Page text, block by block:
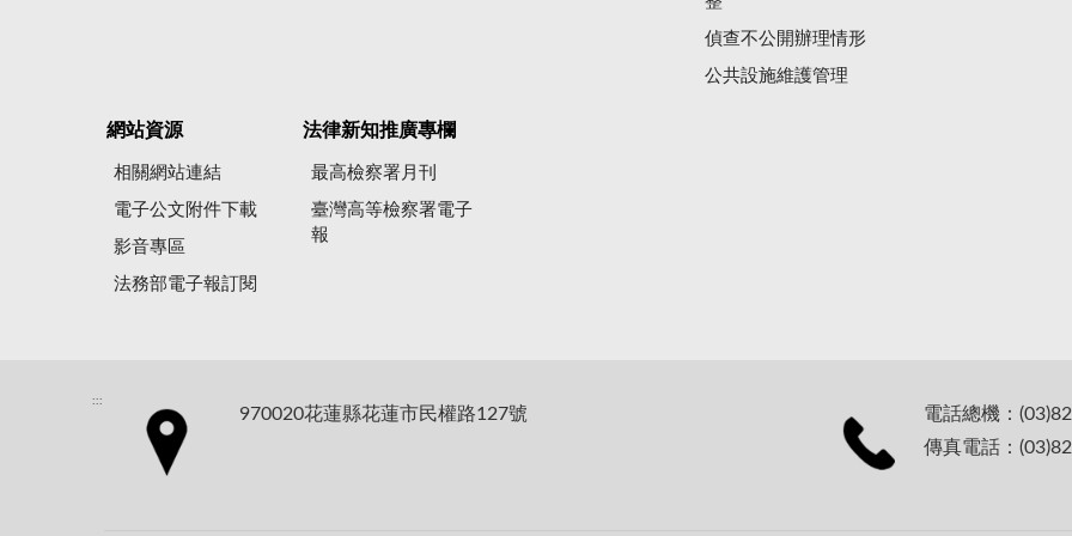
偵查不公開辦理情形
公共設施維護管理
網站資源
相關網站連結
電子公文附件下載
影音專區
法務部電子報訂閱
法律新知推廣專欄
最高檢察署月刊
臺灣高等檢察署電子
報
:::
970020花蓮縣花蓮市民權路127號
電話總機：
傳真電話：